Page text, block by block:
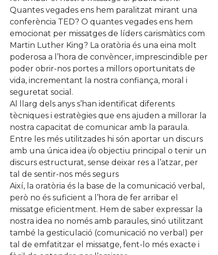
Quantes vegades ens hem paralitzat mirant una
conferència TED? O quantes vegades ens hem
emocionat per missatges de líders carismàtics com
Martin Luther King? La oratòria és una eina molt
poderosa a l’hora de convèncer, imprescindible per
poder obrir-nos portes a millors oportunitats de
vida, incrementant la nostra confiança, moral i
seguretat social.
Al llarg dels anys s’han identificat diferents
tècniques i estratègies que ens ajuden a millorar la
nostra capacitat de comunicar amb la paraula.
Entre les més utilitzades hi són aportar un discurs
amb una única idea i/o objectiu principal o tenir un
discurs estructurat, sense deixar res a l’atzar, per
tal de sentir-nos més segurs
Així, la oratòria és la base de la comunicació verbal,
però no és suficient a l’hora de fer arribar el
missatge eficientment. Hem de saber expressar la
nostra idea no només amb paraules, sinó utilitzant
també la gesticulació (comunicació no verbal) per
tal de emfatitzar el missatge, fent-lo més exacte i